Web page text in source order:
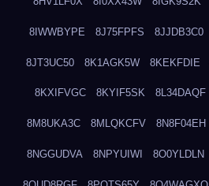
8IWWBYPE 8J75FPFS 8JJDB3C0
8JT3UC50 8K1AGK5W 8KEKFDIE
8KXIFVGC 8KYIF5SK 8L34DAQF
8M8UKA3C 8MLQKCFV 8N8F04EH
8NGGUDVA 8NPYUIWI 8O0YLDLN